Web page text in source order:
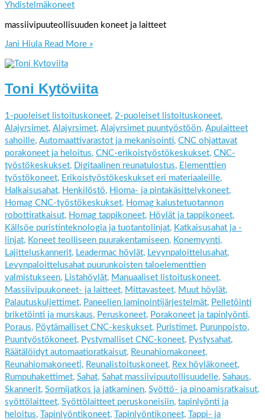
Yhdistelmäkoneet
massiivipuuteollisuuden koneet ja laitteet
Jani Hiula Read More »
Toni Kytöviita
1-puoleiset listoituskoneet, 2-puoleiset listoituskoneet,
Alajyrsimet, Alajyrsimet, Alajyrsimet puuntyöstöön, Apulaitteet
sahoille, Automaattivarastot ja mekanisointi, CNC ohjattavat
porakoneet ja heloitus, CNC-erikoistyöstökeskukset, CNC-
työstökeskukset, Digitaalinen reunatulostus, Elementtien
työstökoneet, Erikoistyöstökeskukset eri materiaaleille,
Halkaisusahat, Henkilöstö, Hioma- ja pintakäsittelykoneet,
Homag CNC-työstökeskukset, Homag kalustetuotannon
robottiratkaisut, Homag tappikoneet, Höylät ja tappikoneet,
Källsöe puristinteknologia ja tuotantolinjat, Katkaisusahat ja -
linjat, Koneet teolliseen puurakentamiseen, Konemyynti,
Lajitteluskannerit, Leadermac höylät, Levynpaloittelusahat,
Levynpaloittelusahat puurunkoisten taloelementtien
valmistukseen, Listahöylät, Manuaaliset listoituskoneet,
Massiivipuukoneet- ja laitteet, Mittavasteet, Muut höylät,
Palautuskuljettimet, Paneelien laminointijärjestelmät, Pelletöinti
briketöinti ja murskaus, Peruskoneet, Porakoneet ja tapinlyönti,
Poraus, Pöytämalliset CNC-keskukset, Puristimet, Purunpoisto,
Puuntyöstökoneet, Pystymalliset CNC-koneet, Pystysahat,
Räätälöidyt automaatioratkaisut, Reunahiomakoneet,
Reunahiomakoneet| , Reunalistoituskoneet, Rex höyläkoneet,
Rumpuhakettimet, Sahat, Sahat massiivipuutollisuudelle, Sahaus,
Skannerit, Sormijatkos ja jatkaminen, Syöttö- ja pinoamisratkaisut,
syöttölaitteet, Syöttölaitteet peruskoneisiin, tapinlyönti ja
heloitus, Tapinlyöntikoneet, Tapinlyöntikoneet,
Tappi- ja